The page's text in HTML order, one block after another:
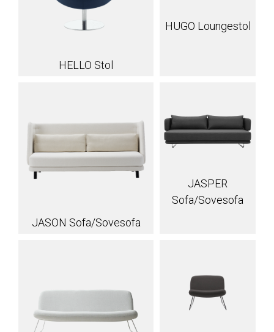
HELLO Stol
HUGO Loungestol
JASON Sofa/Sovesofa
JASPER
Sofa/Sovesofa